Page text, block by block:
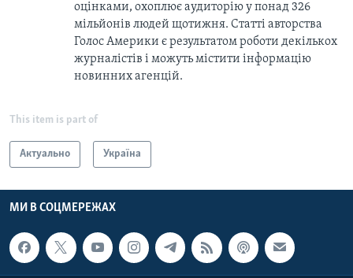
оцінками, охоплює аудиторію у понад 326
мільйонів людей щотижня. Статті авторства
Голос Америки є результатом роботи декількох
журналістів і можуть містити інформацію
новинних агенцій.
This item is part of
Актуально Україна
МИ В СОЦМЕРЕЖАХ